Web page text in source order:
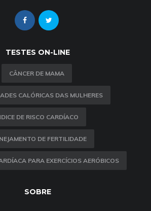
TESTES ON-LINE
CÂNCER DE MAMA
CALÓRICAS DAS MULHERES
DE RISCO CARDÍACO
DE FERTILIDADE
PARA EXERCÍCIOS AERÓBICOS
SOBRE